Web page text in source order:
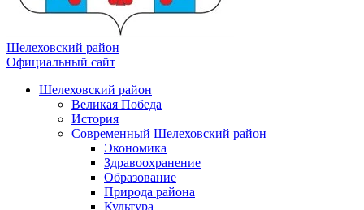
Шелеховский район
Официальный сайт
Шелеховский район
Великая Победа
История
Современный Шелеховский район
Экономика
Здравоохранение
Образование
Природа района
Культура